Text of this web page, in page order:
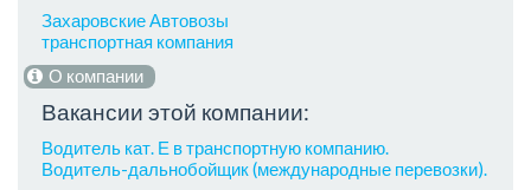
Захаровские Автовозы
транспортная компания
О компании
Вакансии этой компании:
Водитель кат. Е в транспортную компанию.
Водитель-дальнобойщик (международные перевозки).